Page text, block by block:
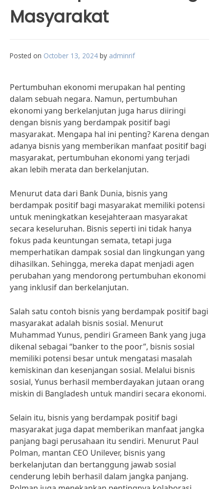
Masyarakat
Posted on October 13, 2024 by adminrif
Pertumbuhan ekonomi merupakan hal penting
dalam sebuah negara. Namun, pertumbuhan
ekonomi yang berkelanjutan juga harus diiringi
dengan bisnis yang berdampak positif bagi
masyarakat. Mengapa hal ini penting? Karena dengan
adanya bisnis yang memberikan manfaat positif bagi
masyarakat, pertumbuhan ekonomi yang terjadi
akan lebih merata dan berkelanjutan.
Menurut data dari Bank Dunia, bisnis yang
berdampak positif bagi masyarakat memiliki potensi
untuk meningkatkan kesejahteraan masyarakat
secara keseluruhan. Bisnis seperti ini tidak hanya
fokus pada keuntungan semata, tetapi juga
memperhatikan dampak sosial dan lingkungan yang
dihasilkan. Sehingga, mereka dapat menjadi agen
perubahan yang mendorong pertumbuhan ekonomi
yang inklusif dan berkelanjutan.
Salah satu contoh bisnis yang berdampak positif bagi
masyarakat adalah bisnis sosial. Menurut
Muhammad Yunus, pendiri Grameen Bank yang juga
dikenal sebagai “banker to the poor”, bisnis sosial
memiliki potensi besar untuk mengatasi masalah
kemiskinan dan kesenjangan sosial. Melalui bisnis
sosial, Yunus berhasil memberdayakan jutaan orang
miskin di Bangladesh untuk mandiri secara ekonomi.
Selain itu, bisnis yang berdampak positif bagi
masyarakat juga dapat memberikan manfaat jangka
panjang bagi perusahaan itu sendiri. Menurut Paul
Polman, mantan CEO Unilever, bisnis yang
berkelanjutan dan bertanggung jawab sosial
cenderung lebih berhasil dalam jangka panjang.